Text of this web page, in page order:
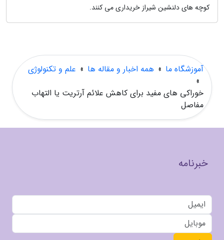
کوچه های دلنشین شیراز خریداری می کنند.
آموزشگاه ما » همه اخبار و مقاله ها » علم و تکنولوژی
»
خوراکی های مفید برای کاهش علائم آرتریت یا التهاب
مفاصل
خبرنامه